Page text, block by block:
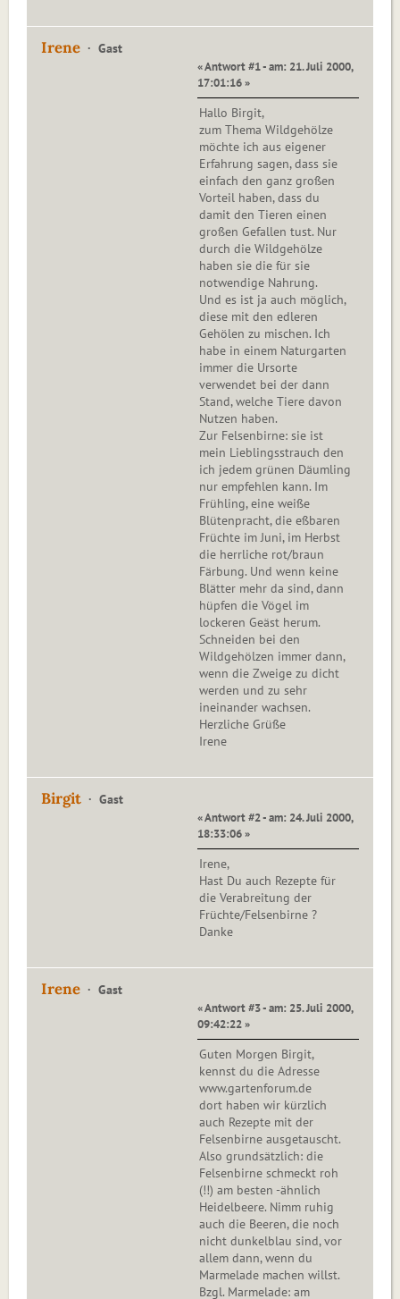
Irene Gast
« Antwort #1 - am: 21. Juli 2000,
17:01:16 »
Hallo Birgit,
zum Thema Wildgehölze
möchte ich aus eigener
Erfahrung sagen, dass sie
einfach den ganz großen
Vorteil haben, dass du
damit den Tieren einen
großen Gefallen tust. Nur
durch die Wildgehölze
haben sie die für sie
notwendige Nahrung.
Und es ist ja auch möglich,
diese mit den edleren
Gehölen zu mischen. Ich
habe in einem Naturgarten
immer die Ursorte
verwendet bei der dann
Stand, welche Tiere davon
Nutzen haben.
Zur Felsenbirne: sie ist
mein Lieblingsstrauch den
ich jedem grünen Däumling
nur empfehlen kann. Im
Frühling, eine weiße
Blütenpracht, die eßbaren
Früchte im Juni, im Herbst
die herrliche rot/braun
Färbung. Und wenn keine
Blätter mehr da sind, dann
hüpfen die Vögel im
lockeren Geäst herum.
Schneiden bei den
Wildgehölzen immer dann,
wenn die Zweige zu dicht
werden und zu sehr
ineinander wachsen.
Herzliche Grüße
Irene
Birgit Gast
« Antwort #2 - am: 24. Juli 2000,
18:33:06 »
Irene,
Hast Du auch Rezepte für
die Verabreitung der
Früchte/Felsenbirne ?
Danke
Irene Gast
« Antwort #3 - am: 25. Juli 2000,
09:42:22 »
Guten Morgen Birgit,
kennst du die Adresse
www.gartenforum.de
dort haben wir kürzlich
auch Rezepte mit der
Felsenbirne ausgetauscht.
Also grundsätzlich: die
Felsenbirne schmeckt roh
(!!) am besten -ähnlich
Heidelbeere. Nimm ruhig
auch die Beeren, die noch
nicht dunkelblau sind, vor
allem dann, wenn du
Marmelade machen willst.
Bzgl. Marmelade: am